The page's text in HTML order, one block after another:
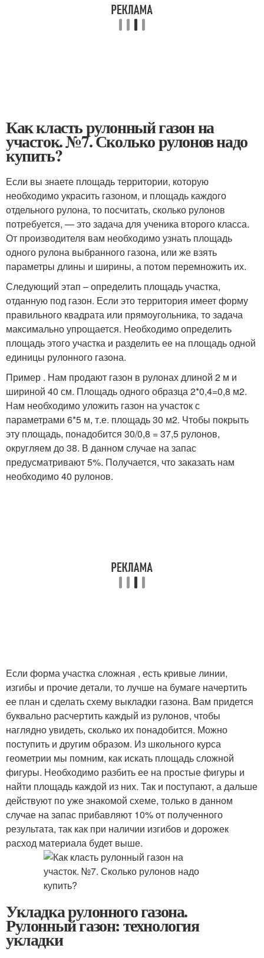
Как класть рулонный газон на
участок. №7. Сколько рулонов надо
купить?
Если вы знаете площадь территории, которую
необходимо украсить газоном, и площадь каждого
отдельного рулона, то посчитать, сколько рулонов
потребуется, — это задача для ученика второго класса.
От производителя вам необходимо узнать площадь
одного рулона выбранного газона, или же взять
параметры длины и ширины, а потом перемножить их.
Следующий этап – определить площадь участка,
отданную под газон. Если это территория имеет форму
правильного квадрата или прямоугольника, то задача
максимально упрощается. Необходимо определить
площадь этого участка и разделить ее на площадь одной
единицы рулонного газона.
Пример . Нам продают газон в рулонах длиной 2 м и
шириной 40 см. Площадь одного образца 2*0,4=0,8 м2.
Нам необходимо уложить газон на участок с
параметрами 6*5 м, т.е. площадь 30 м2. Чтобы покрыть
эту площадь, понадобится 30/0,8 = 37,5 рулонов,
округляем до 38. В данном случае на запас
предусматривают 5%. Получается, что заказать нам
необходимо 40 рулонов.
Если форма участка сложная , есть кривые линии,
изгибы и прочие детали, то лучше на бумаге начертить
ее план и сделать схему выкладки газона. Вам придется
буквально расчертить каждый из рулонов, чтобы
наглядно увидеть, сколько их понадобится. Можно
поступить и другим образом. Из школьного курса
геометрии мы помним, как искать площадь сложной
фигуры. Необходимо разбить ее на простые фигуры и
найти площадь каждой из них. Так и поступают, а дальше
действуют по уже знакомой схеме, только в данном
случае на запас прибавляют 10% от полученного
результата, так как при наличии изгибов и дорожек
расход материала будет выше.
Укладка рулонного газона.
Рулонный газон: технология
укладки